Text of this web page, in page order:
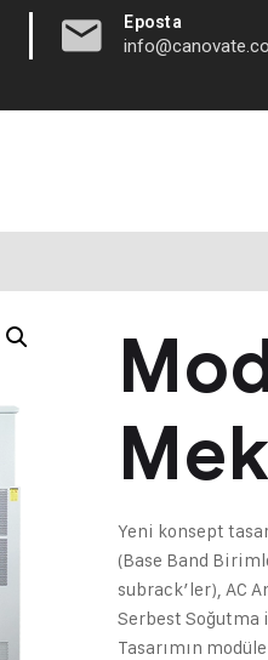
| Eposta
Yeni konsept
(Base Band
subrack’ler), AC
Serbest Soğutma
Tasarımın